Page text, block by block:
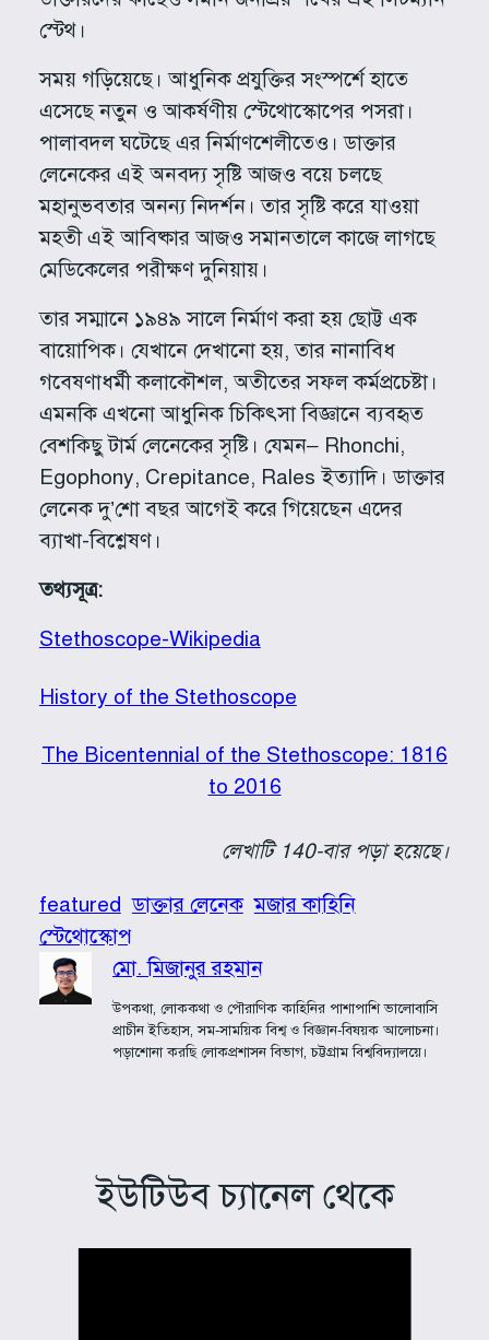
স্টেথ।
সময় গড়িয়েছে। আধুনিক প্রযুক্তির সংস্পর্শে হাতে
এসেছে নতুন ও আকর্ষণীয় স্টেথোস্কোপের পসরা।
পালাবদল ঘটেছে এর নির্মাণশেলীতেও। ডাক্তার
লেনেকের এই অনবদ্য সৃষ্টি আজও বয়ে চলছে
মহানুভবতার অনন্য নিদর্শন। তার সৃষ্টি করে যাওয়া
মহতী এই আবিষ্কার আজও সমানতালে কাজে লাগছে
মেডিকেলের পরীক্ষণ দুনিয়ায়।
তার সম্মানে ১৯৪৯ সালে নির্মাণ করা হয় ছোট্ট এক
বায়োপিক। যেখানে দেখানো হয়, তার নানাবিধ
গবেষণাধর্মী কলাকৌশল, অতীতের সফল কর্মপ্রচেষ্টা।
এমনকি এখনো আধুনিক চিকিৎসা বিজ্ঞানে ব্যবহৃত
বেশকিছু টার্ম লেনেকের সৃষ্টি। যেমন– Rhonchi,
Egophony, Crepitance, Rales ইত্যাদি। ডাক্তার
লেনেক দু’শো বছর আগেই করে গিয়েছেন এদের
ব্যাখা-বিশ্লেষণ।
তথ্যসূত্র:
Stethoscope-Wikipedia
History of the Stethoscope
The Bicentennial of the Stethoscope: 1816
to 2016
লেখাটি 140-বার পড়া হয়েছে।
featured ডাক্তার লেনেক মজার কাহিনি
স্টেথোস্কোপ
মো. মিজানুর রহমান
উপকথা, লোককথা ও পৌরাণিক কাহিনির পাশাপাশি ভালোবাসি
প্রাচীন ইতিহাস, সম-সাময়িক বিশ্ব ও বিজ্ঞান-বিষয়ক আলোচনা।
পড়াশোনা করছি লোকপ্রশাসন বিভাগ, চট্টগ্রাম বিশ্ববিদ্যালয়ে।
ইউটিউব চ্যানেল থেকে